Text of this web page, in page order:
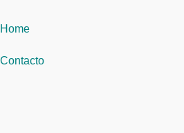
Home
Contacto